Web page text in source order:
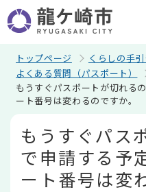
の
ペ
トップページ くらしの手引
よくある質問（パスポート）
もうすぐパスポートが切れる
ート番号は変わるのですか。
もうすぐパス
で申請する予
ート番号は変